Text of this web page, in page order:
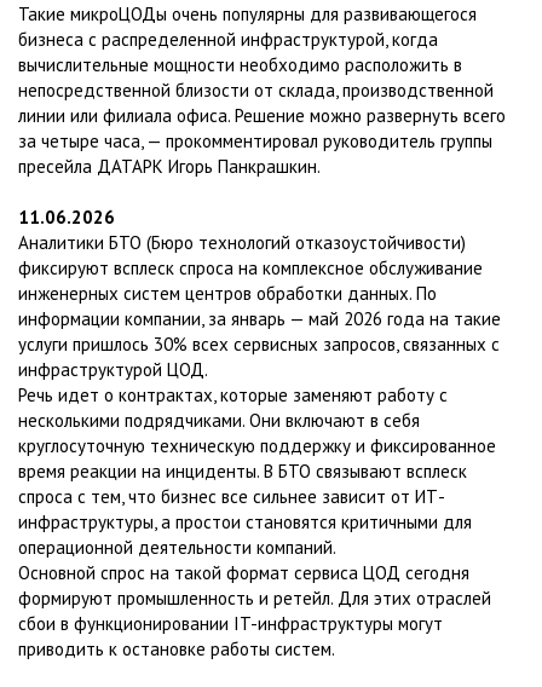
Такие микроЦОДы очень популярны для развивающегося
бизнеса с распределенной инфраструктурой, когда
вычислительные мощности необходимо расположить в
непосредственной близости от склада, производственной
линии или филиала офиса. Решение можно развернуть всего
за четыре часа, — прокомментировал руководитель группы
пресейла ДАТАРК Игорь Панкрашкин.
11.06.2026
Аналитики БТО (Бюро технологий отказоустойчивости)
фиксируют всплеск спроса на комплексное обслуживание
инженерных систем центров обработки данных. По
информации компании, за январь — май 2026 года на такие
услуги пришлось 30% всех сервисных запросов, связанных с
инфраструктурой ЦОД.
Речь идет о контрактах, которые заменяют работу с
несколькими подрядчиками. Они включают в себя
круглосуточную техническую поддержку и фиксированное
время реакции на инциденты. В БТО связывают всплеск
спроса с тем, что бизнес все сильнее зависит от ИТ-
инфраструктуры, а простои становятся критичными для
операционной деятельности компаний.
Основной спрос на такой формат сервиса ЦОД сегодня
формируют промышленность и ретейл. Для этих отраслей
сбои в функционировании IT-инфраструктуры могут
приводить к остановке работы систем.